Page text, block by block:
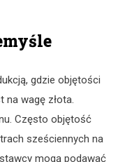
gdzie objętości
wagę złota.
Często objętość
sześciennych na
mogą podawać